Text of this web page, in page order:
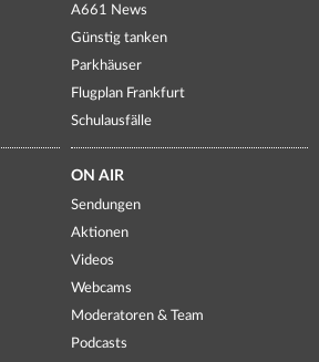
A661 News
Günstig tanken
Parkhäuser
Flugplan Frankfurt
Schulausfälle
ON AIR
Sendungen
Aktionen
Videos
Webcams
Moderatoren & Team
Podcasts